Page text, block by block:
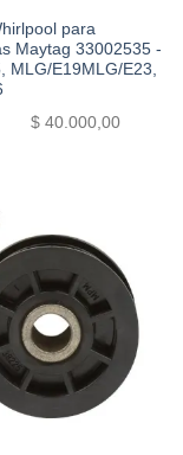
para
Maytag 33002535 -
MLG/E19MLG/E23,
$40.000,00